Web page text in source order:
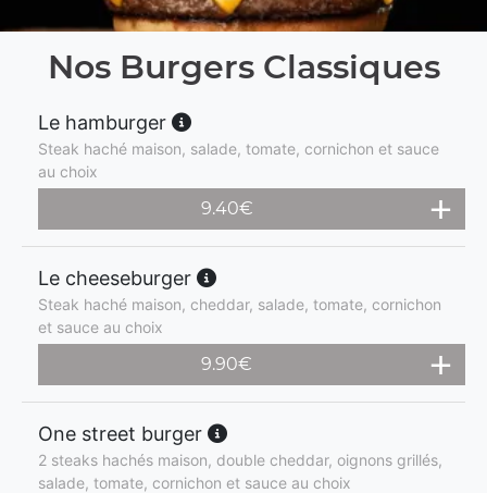
Nos Burgers Classiques
Le hamburger
Steak haché maison, salade, tomate, cornichon et sauce
au choix
9.40€
Le cheeseburger
Steak haché maison, cheddar, salade, tomate, cornichon
et sauce au choix
9.90€
One street burger
2 steaks hachés maison, double cheddar, oignons grillés,
salade, tomate, cornichon et sauce au choix